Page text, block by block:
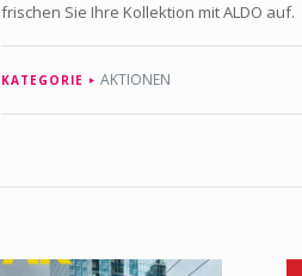
frischen Sie Ihre Kollektion mit ALDO auf.
KATEGORIE AKTIONEN